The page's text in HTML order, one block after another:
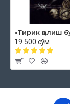
19 500 сўм